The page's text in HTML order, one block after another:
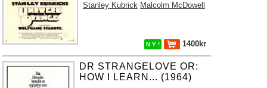
Stanley Kubrick Malcolm McDowell
N Y ! 1400kr
DR STRANGELOVE OR:
HOW I LEARN... (1964)